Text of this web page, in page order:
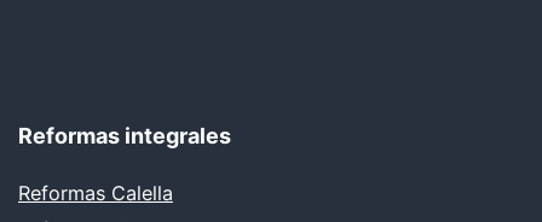
Reformas integrales
Reformas Calella